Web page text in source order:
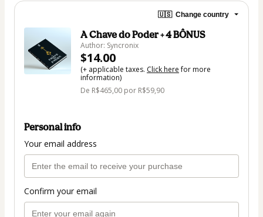
🇺🇸 Change country
A Chave do Poder + 4 BÔNUS
Author: Syncronix
$14.00
(+ applicable taxes. Click herefor more
information)
De R$465,00 por R$59,90
Personal info
Your email address
Confirm your email